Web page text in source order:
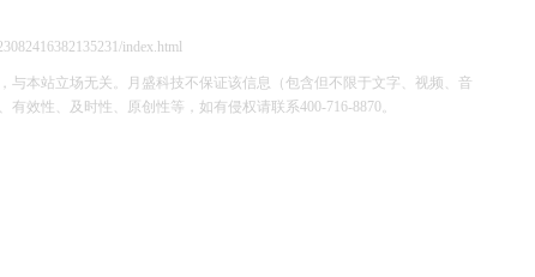
index.html
本站立场无关。月盛科技不保证该信息（包含但不限于文字、视频、音
效性、及时性、原创性等，如有侵权请联系400-716-8870。